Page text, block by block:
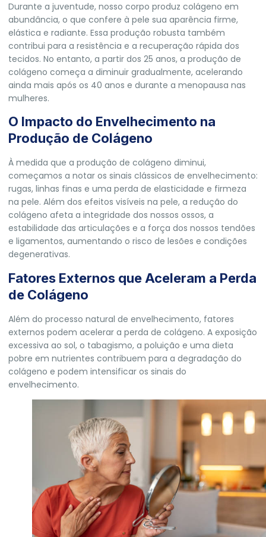
Durante a juventude, nosso corpo produz colágeno em
abundância, o que confere à pele sua aparência firme,
elástica e radiante. Essa produção robusta também
contribui para a resistência e a recuperação rápida dos
tecidos. No entanto, a partir dos 25 anos, a produção de
colágeno começa a diminuir gradualmente, acelerando
ainda mais após os 40 anos e durante a menopausa nas
mulheres.
O Impacto do Envelhecimento na
Produção de Colágeno
À medida que a produção de colágeno diminui,
começamos a notar os sinais clássicos de envelhecimento:
rugas, linhas finas e uma perda de elasticidade e firmeza
na pele. Além dos efeitos visíveis na pele, a redução do
colágeno afeta a integridade dos nossos ossos, a
estabilidade das articulações e a força dos nossos tendões
e ligamentos, aumentando o risco de lesões e condições
degenerativas.
Fatores Externos que Aceleram a Perda
de Colágeno
Além do processo natural de envelhecimento, fatores
externos podem acelerar a perda de colágeno. A exposição
excessiva ao sol, o tabagismo, a poluição e uma dieta
pobre em nutrientes contribuem para a degradação do
colágeno e podem intensificar os sinais do
envelhecimento.